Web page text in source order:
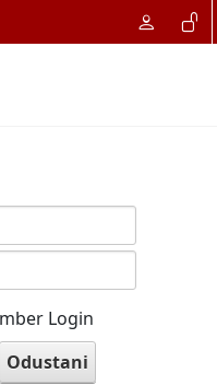
Login
Odustani